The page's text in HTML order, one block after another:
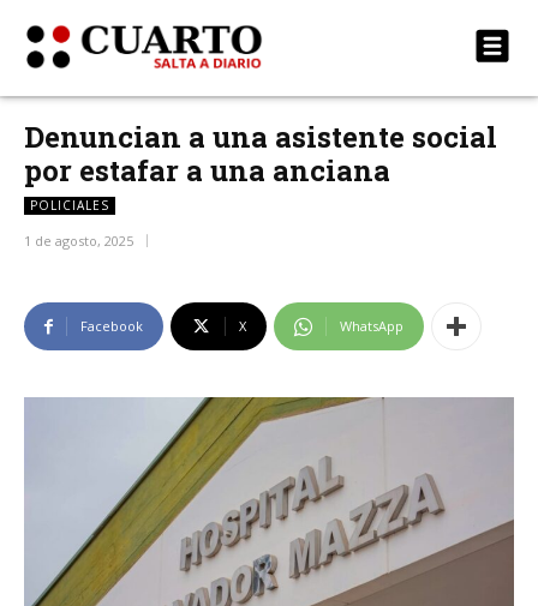
Denuncian a una asistente social
por estafar a una anciana
POLICIALES
1 de agosto, 2025
Facebook X WhatsApp